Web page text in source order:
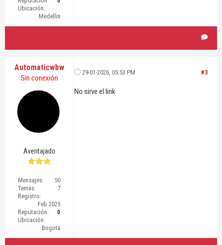
Ubicación:
Medellin
Automaticwbw
Sin conexión
Aventajado
Mensajes:
50
Temas:
7
Registro:
Feb 2025
Reputación:
0
Ubicación:
Bogotá
#3
29-01-2026, 05:53 PM
No sirve el link